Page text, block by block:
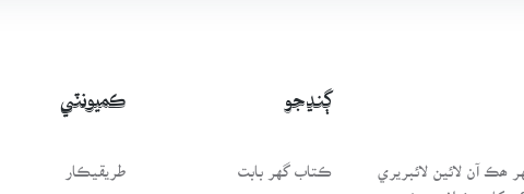
ھڪ آن لائين لائبريري
آھي، جنھن تي 2010ع کان مختلف موضوعن
ڳنڍجو
ڪتاب گهر بابت
ڪميونٽي
طريقيڪار